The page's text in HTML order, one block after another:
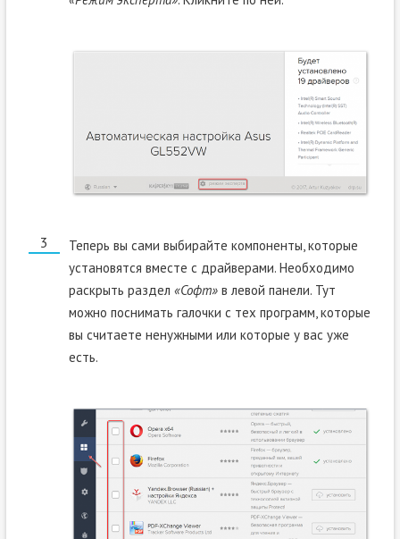
Теперь вы сами выбирайте компоненты, которые
установятся вместе с драйверами. Необходимо
раскрыть раздел «Софт»в левой панели. Тут
можно поснимать галочки с тех программ, которые
вы считаете ненужными или которые у вас уже
есть.